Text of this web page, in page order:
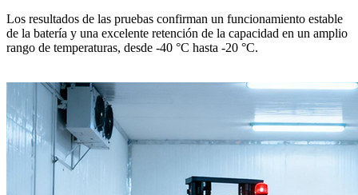
Los resultados de las pruebas confirman un funcionamiento estable
de la batería y una excelente retención de la capacidad en un amplio
rango de temperaturas, desde -40 °C hasta -20 °C.